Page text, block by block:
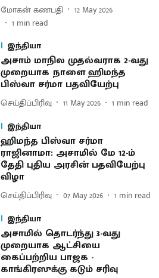
மோகன் கணபதி
12 May 2026
1 min read
இந்தியா
அசாம் மாநில முதல்வராக 2-வது
முறையாக நாளை ஹிமந்த
பிஸ்வா சர்மா பதவியேற்பு
செய்திப்பிரிவு 11 May 2026 1 min read
இந்தியா
ஹிமந்த பிஸ்வா சர்மா
ராஜினாமா: அசாமில் மே 12-ம்
தேதி புதிய அரசின் பதவியேற்பு
விழா
செய்திப்பிரிவு 07 May 2026 1 min read
இந்தியா
அசாமில் தொடர்ந்து 3-வது
முறையாக ஆட்சியை
கைப்பற்றிய பாஜக -
காங்கிரஸுக்கு கடும் சரிவு